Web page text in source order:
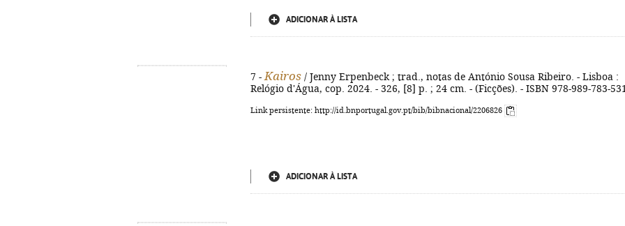
ADICIONAR À LISTA
7 - Kairos / Jenny Erpenbeck ; trad., notas de António Sousa Ribeiro. - Lisboa :
Relógio d'Água, cop. 2024. - 326, [8] p. ; 24 cm. - (Ficções). - ISBN 978-989-783-
Link persistente: http://id.bnportugal.gov.pt/bib/bibnacional/2206826
ADICIONAR À LISTA